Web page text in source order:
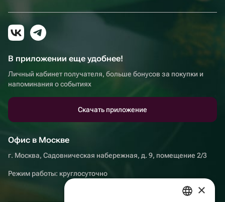
В приложении еще удобнее!
Личный кабинет получателя, больше бонусов за покупки и
напоминания о событиях
Скачать приложение
Офис в Москве
г. Москва, Садовническая набережная, д. 9, помещение 2/3
Режим работы: круглосуточно
×